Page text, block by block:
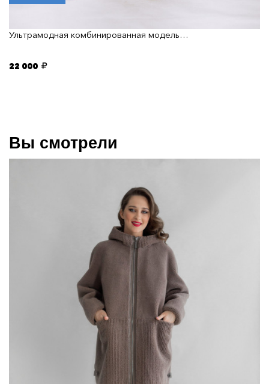
Ультрамодная комбинированная модель…
22 000
Вы смотрели